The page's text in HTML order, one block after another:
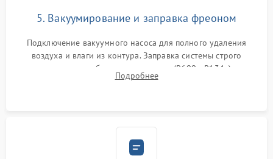
5. Вакуумирование и заправка фреоном
Подключение вакуумного насоса для полного удаления
воздуха и влаги из контура. Заправка системы строго
дозированным объемом хладагента (R600a, R134a) по
электронным весам. Контроль рабочего давления в системе.
Подробнее